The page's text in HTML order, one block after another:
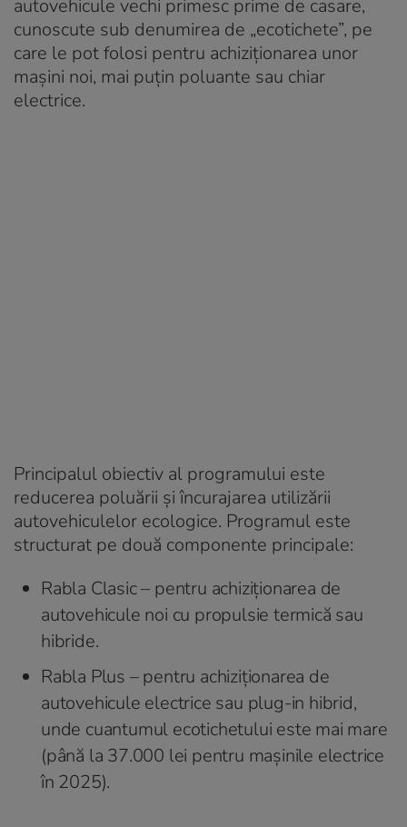
autovehicule vechi primesc prime de casare,
cunoscute sub denumirea de „ecotichete”, pe
care le pot folosi pentru achiziționarea unor
mașini noi, mai puțin poluante sau chiar
electrice.
Principalul obiectiv al programului este
reducerea poluării și încurajarea utilizării
autovehiculelor ecologice. Programul este
structurat pe două componente principale:
Rabla Clasic – pentru achiziționarea de
autovehicule noi cu propulsie termică sau
hibride.
Rabla Plus – pentru achiziționarea de
autovehicule electrice sau plug-in hibrid,
unde cuantumul ecotichetului este mai mare
(până la 37.000 lei pentru mașinile electrice
în 2025).